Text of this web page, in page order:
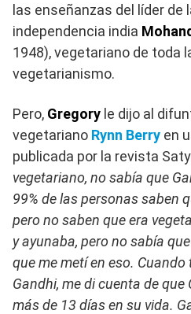
las enseñanzas del líder de
independencia india
1948), vegetariano de toda
vegetarianismo.
Pero, Gregory le dijo al
vegetariano Rynn Berry en
publicada por la revista
vegetariano, no sabía que
99% de las personas saben
pero no saben que era
y ayunaba, pero no sabía
que me metí en eso.
Gandhi, me di cuenta de
más de 13 días en su vida.